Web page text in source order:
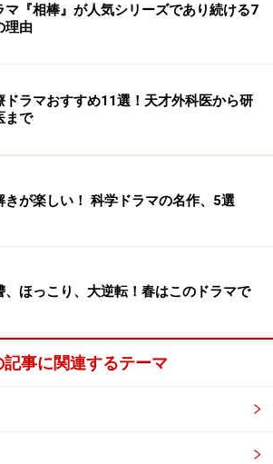
マ『相棒』が人気シリーズであり続ける7
理由
ドラマおすすめ11選！天才外科医から研
まで
きが楽しい！ 科学ドラマの名作、5選
、ほっこり、大逆転！春はこのドラマで
記事に関連するテーマ